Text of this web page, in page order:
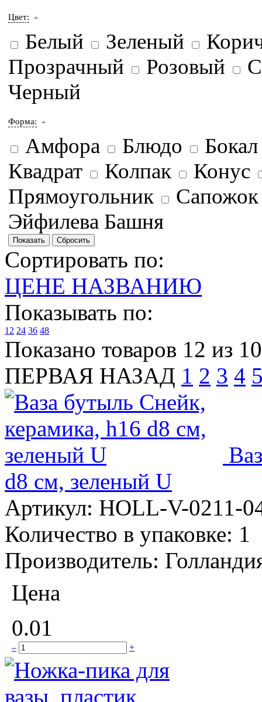
Цвет:
Белый Зеленый
Прозрачный
Розовый
Черный
Форма:
Амфора Блюдо
Квадрат
Колпак
Конус
Прямоугольник
Эйфилева Башня
Сортировать по:
ЦЕНЕ НАЗВАНИЮ
Показывать по:
12 24 36 48
Показано товаров 12 из
ПЕРВАЯ НАЗАД 1 2 3 4
d8 см, зеленый U
Артикул: HOLL-V-0211-
Количество в упаковке: 1
Производитель:
Цена
0.01
– +